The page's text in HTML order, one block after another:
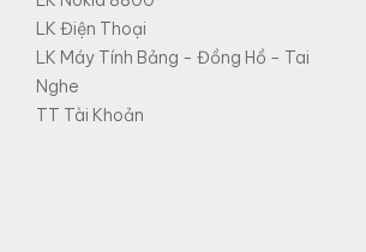
LK Điện Thoại
LK Máy Tính Bảng - Đồng Hồ - Tai
Nghe
TT Tài Khoản